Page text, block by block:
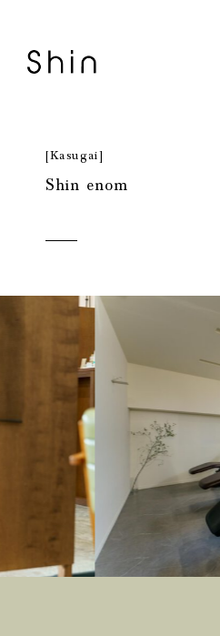
[Kasugai]
Shin enom